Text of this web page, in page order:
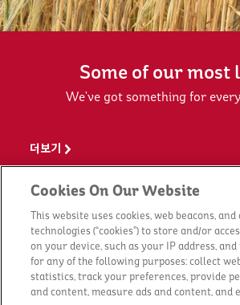
Some of our most
We’ve got something for
더보기
Cookies On Our Website
This website uses cookies, web beacons,
technologies (“cookies”) to store and/or
on your device, such as your IP address,
for any of the following purposes: collect
statistics, track your preferences, provide
and content, measure ads and content, and